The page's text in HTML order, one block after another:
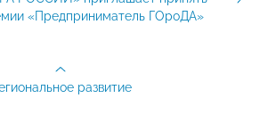
«Предприниматель ГОроДА»
развитие